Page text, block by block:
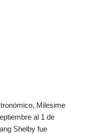
Milesime
al 1 de
Shelby fue